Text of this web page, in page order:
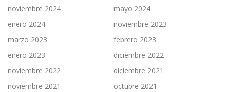
noviembre 2024
mayo 2024
enero 2024
noviembre 2023
marzo 2023
febrero 2023
enero 2023
diciembre 2022
noviembre 2022
diciembre 2021
noviembre 2021
octubre 2021